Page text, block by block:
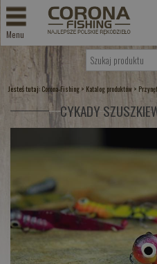
Menu
Jesteś tutaj: Corona-Fishing > Katalog produktów >
CYKADY